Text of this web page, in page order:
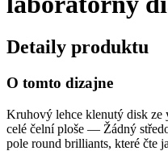
Detaily produktu
O tomto dizajne
Kruhový lehce klenutý disk
celé čelní ploše — Žádný
pole round brilliants, které čte